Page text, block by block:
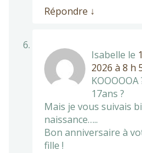
Répondre ↓
Isabelle le
2026 à 8 h
KOOOOOA
17ans ?
Mais je vous suivais
naissance…..
Bon anniversaire à
fille !